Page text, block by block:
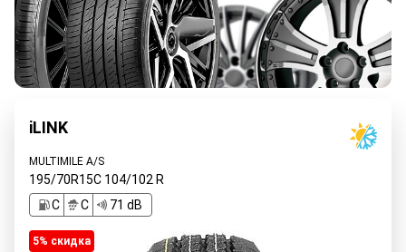
iLINK
MULTIMILE A/S
195/70R15C 104/102 R
C
C 71 dB
5% cкидка